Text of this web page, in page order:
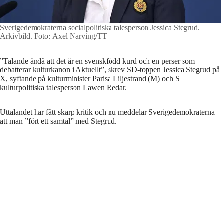
Sverigedemokraterna socialpolitiska talesperson Jessica Stegrud.
Arkivbild. Foto: Axel Narving/TT
”Talande ändå att det är en svenskfödd kurd och en perser som
debatterar kulturkanon i Aktuellt”, skrev SD-toppen Jessica Stegrud på
X, syftande på kulturminister Parisa Liljestrand (M) och S
kulturpolitiska talesperson Lawen Redar.
Uttalandet har fått skarp kritik och nu meddelar Sverigedemokraterna
att man ”fört ett samtal” med Stegrud.